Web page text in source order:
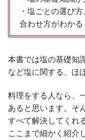
・塩ごとの選び
合わせ方がわかる
本書では塩の基礎知
など塩に関する、ほ
料理をする人なら、
あると思います。そ
すべて解決してくれ
ここまで細かく紹介